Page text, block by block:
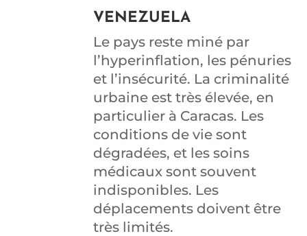
VENEZUELA
Le pays reste miné par
l’hyperinflation, les pénuries
et l’insécurité. La criminalité
urbaine est très élevée, en
particulier à Caracas. Les
conditions de vie sont
dégradées, et les soins
médicaux sont souvent
indisponibles. Les
déplacements doivent être
très limités.